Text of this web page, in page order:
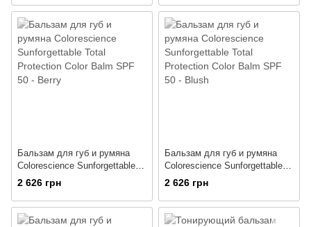
Бальзам для губ и румяна
Colorescience Sunforgettable
Total Protection Color Balm
SPF 50 - Berry
2 626 грн
Бальзам для губ и румяна
Colorescience Sunforgettable
Total Protection Color Balm
SPF 50 - Blush
2 626 грн